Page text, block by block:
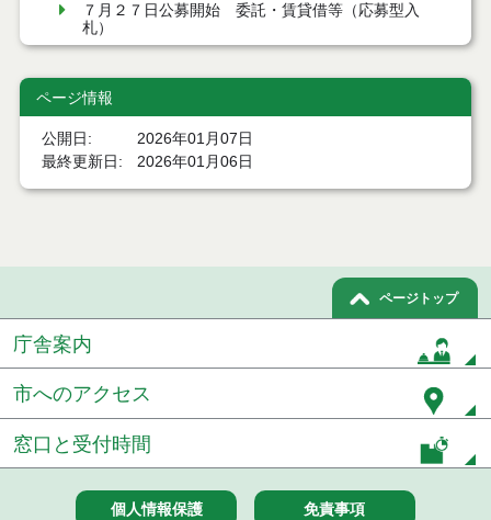
７月２７日公募開始 委託・賃貸借等（応募型入
札）
札結果（条件付一般競争入札）
令和８年７月２４日執行 工事見積徴取結果
付一般競争入札）（電子入札）
令和８年７月１7日執行 工事入札結果（条件付一般
競争入札）
結果
ページ情報
公開日
2026年01月07日
最終更新日
2026年01月06日
ページトップ
庁舎案内
市へのアクセス
窓口と受付時間
個人情報保護 免責事項